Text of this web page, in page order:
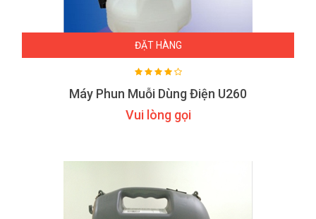
ĐẶT HÀNG
Máy Phun Muỗi Dùng Điện U260
Vui lòng gọi